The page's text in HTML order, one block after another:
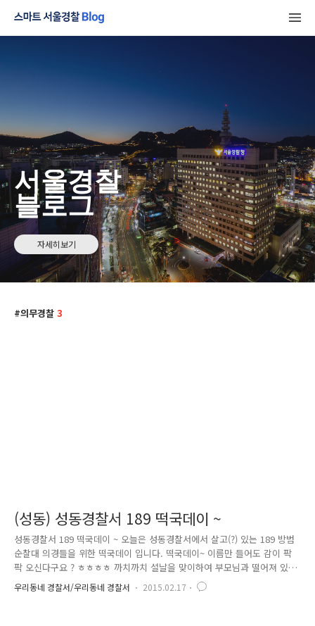
서울경찰
블로그
자세히보기
의무경찰 3
(성동) 성동경찰서 189 떡국데이 ~
성동경찰서 189 떡국데이 ~ 오늘은 성동경찰서에서 살고(?) 있는 189 방범
순찰대 의경들을 위한 떡국데이 입니다. 떡국데이~ 이름만 들어도 감이 팍
팍 오신다구요 ? ㅎㅎㅎㅎ 까치까치 설날을 맞이하여 부모님과 떨어져 있
는 우리 189 대원들을 위해 의경어머니회가 뭉쳤습니다 ! 뽀오얀 국물에 쫄
깃~ 쫄깃~ 떡 ! 국 ! 경기도, 대전, 제주도에서까지 온 대원들에게 고향 생각
우리동네 경찰서/우리동네 경찰서 2015.02.17